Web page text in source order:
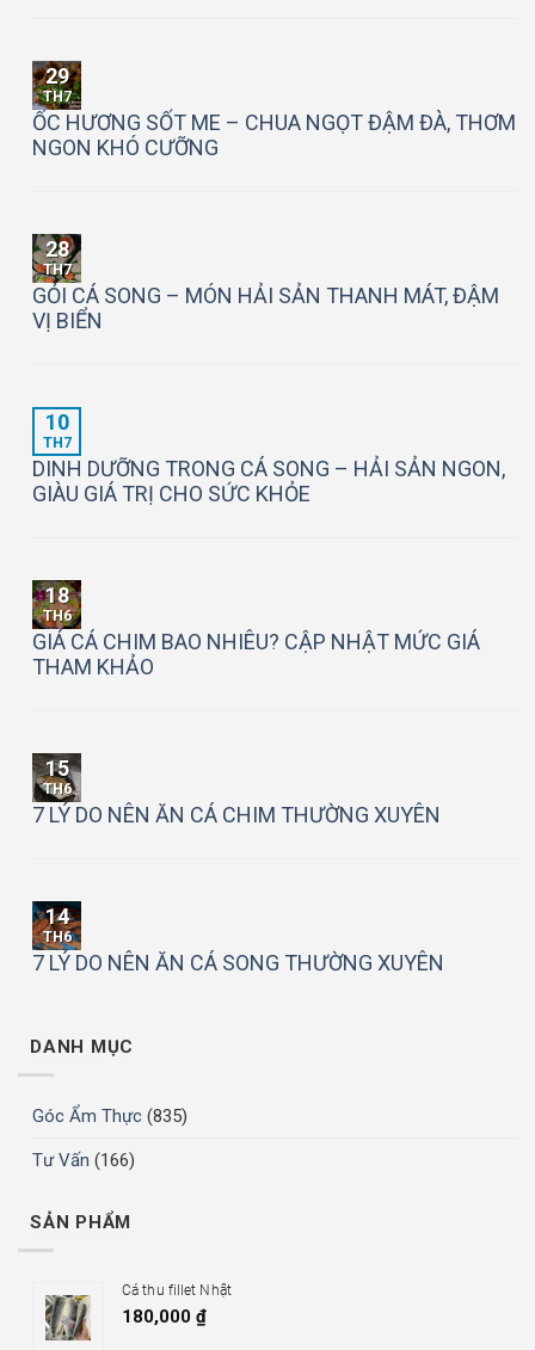
29
TH7
ỐC HƯƠNG SỐT ME – CHUA NGỌT ĐẬM ĐÀ, THƠM
NGON KHÓ CƯỠNG
28
TH7
GỎI CÁ SONG – MÓN HẢI SẢN THANH MÁT, ĐẬM
VỊ BIỂN
10
TH7
DINH DƯỠNG TRONG CÁ SONG – HẢI SẢN NGON,
GIÀU GIÁ TRỊ CHO SỨC KHỎE
18
TH6
GIÁ CÁ CHIM BAO NHIÊU? CẬP NHẬT MỨC GIÁ
THAM KHẢO
15
TH6
7 LÝ DO NÊN ĂN CÁ CHIM THƯỜNG XUYÊN
14
TH6
7 LÝ DO NÊN ĂN CÁ SONG THƯỜNG XUYÊN
DANH MỤC
Góc Ẩm Thực (835)
Tư Vấn (166)
SẢN PHẨM
Cá thu fillet Nhật
180,000 ₫